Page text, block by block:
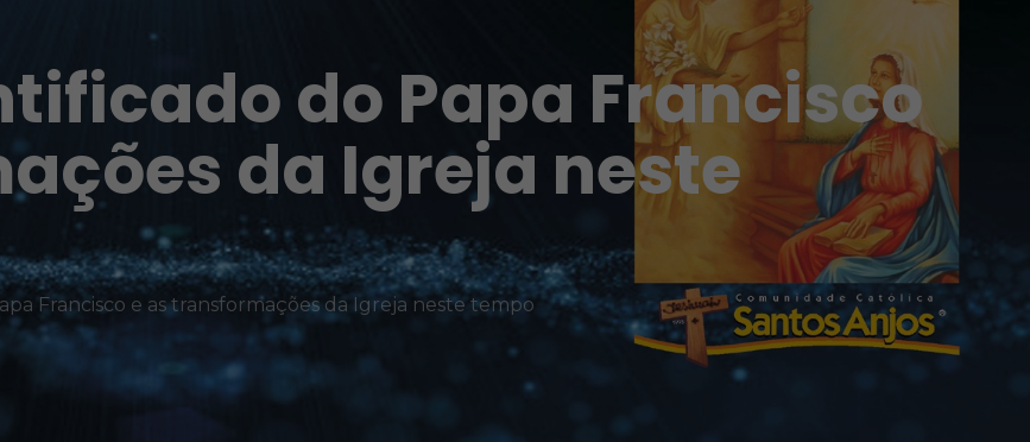
do Papa Francisco
da Igreja neste
Francisco e as transformações da Igreja neste tempo